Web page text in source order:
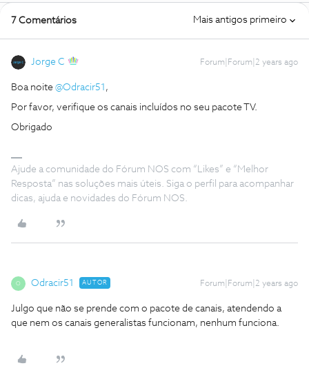
7 Comentários Mais antigos primeiro
Jorge C Forum|Forum|2 years ago
Boa noite @Odracir51 ,
Por favor, verifique os canais incluídos no seu pacote TV.
Obrigado
Ajude a comunidade do Fórum NOS com “Likes” e “Melhor
Resposta” nas soluções mais úteis. Siga o perfil para acompanhar
dicas, ajuda e novidades do Fórum NOS.
O Odracir51 AUTOR Forum|Forum|2 years ago
Julgo que não se prende com o pacote de canais, atendendo a
que nem os canais generalistas funcionam, nenhum funciona.